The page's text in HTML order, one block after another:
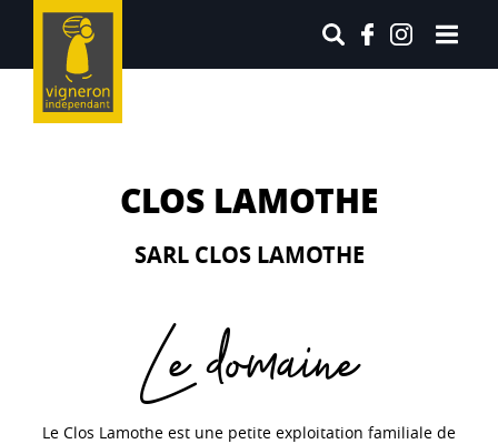
CLOS LAMOTHE
SARL CLOS LAMOTHE
Le domaine
Le Clos Lamothe est une petite exploitation familiale de